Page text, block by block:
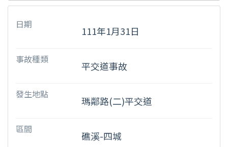
日期
111年1月31日
事故種類
平交道事故
發生地點
瑪鄰路(二)平交道
區間
礁溪-四城